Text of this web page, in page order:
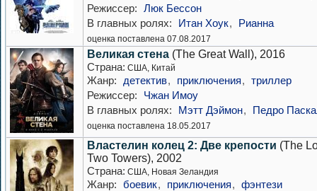
Режиссер: Люк Бессон
В главных ролях:
Итан Хоук, Рианна
оценка поставлена 07.08.2017
Великая стена (The Great Wall), 2016
Страна: США, Китай
Жанр: детектив, приключения, триллер
Режиссер:
Чжан Имоу
В главных ролях:
Мэтт Дэймон, Педро
оценка поставлена 18.05.2017
Властелин колец 2: Две крепости (The
Two Towers), 2002
Страна: США, Новая Зеландия
Жанр: боевик, приключения, фэнтези